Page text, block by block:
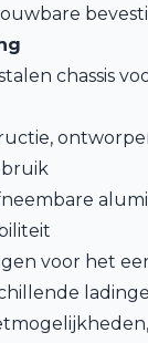
chassis
voor het